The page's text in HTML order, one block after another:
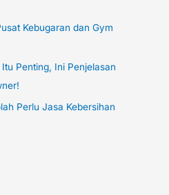
Kebugaran dan Gym
Penting, Ini Penjelasan
Perlu Jasa Kebersihan